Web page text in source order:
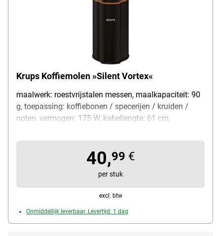
Krups Koffiemolen »Silent Vortex«
maalwerk: roestvrijstalen messen, maalkapaciteit: 90
g, toepassing: koffiebonen / specerijen / kruiden /
noten, vermogen: 175 W, kabellengte: 61 cm,
functie / vaatwasmachinebestendig, gewicht: 980 g,
kleur: oranje / zwart, leveringsomvang: koffiemolen /
opbergdeksel / reinigingsborstel
40,99 €
per stuk
excl. btw
Onmiddellijk leverbaar. Levertijd: 1 dag